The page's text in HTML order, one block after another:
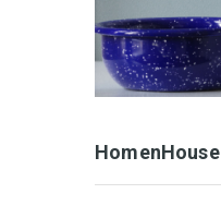
HomenHouse